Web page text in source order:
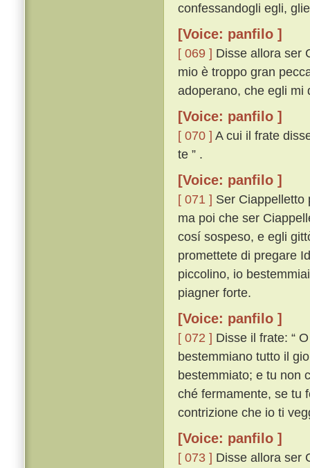
confessandogli egli,
[Voice: panfilo ]
[ 069 ] Disse allora ser
mio è troppo gran
adoperano, che egli mi
[Voice: panfilo ]
[ 070 ] A cui il frate
te ” .
[Voice: panfilo ]
[ 071 ] Ser Ciappelletto
ma poi che ser
cosí sospeso, e egli
promettete di pregare
piccolino, io
piagner forte.
[Voice: panfilo ]
[ 072 ] Disse il frate: “
bestemmiano tutto il
bestemmiato; e tu non
ché fermamente, se tu
contrizione che io ti
[Voice: panfilo ]
[ 073 ] Disse allora ser